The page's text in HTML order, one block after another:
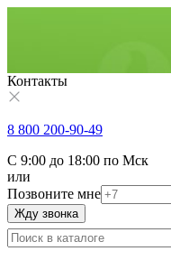
Контакты
8 800 200-90-49
С 9:00 до 18:00 по Мск
или
Позвоните мне
Жду звонка